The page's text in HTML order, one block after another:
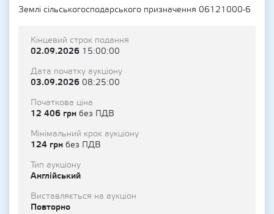
Землі сільськогосподарського призначення 06121000-6
Кінцевий строк подання
02.09.2026 15:00:00
Дата початку аукціону
03.09.2026 08:25:00
Початкова ціна
12 406 грн без ПДВ
Мінімальний крок аукціону
124 грн без ПДВ
Тип аукціону
Англійський
Виставляється на аукціон
Повторно